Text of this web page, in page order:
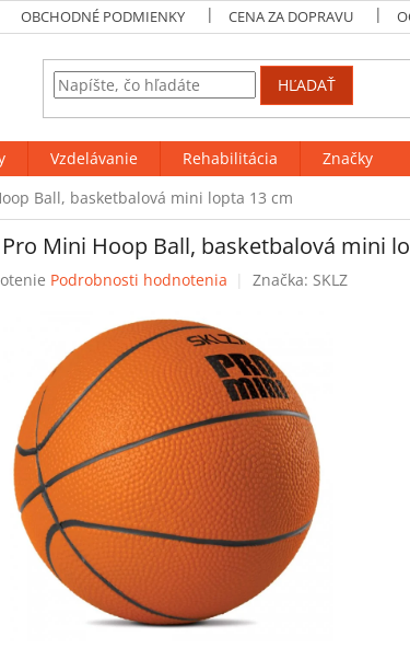
OBCHODNÉ PODMIENKY CENA ZA DOPRAVU
HĽADAŤ
Vzdelávanie Rehabilitácia
Značky
Ball, basketbalová mini lopta 13 cm
Pro Mini Hoop Ball, basketbalová mini
Podrobnosti hodnotenia Značka: SKLZ